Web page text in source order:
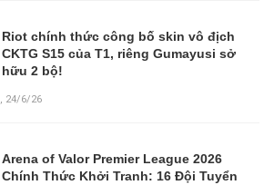
Riot chính thức công bố skin vô địch
CKTG S15 của T1, riêng Gumayusi sở
hữu 2 bộ!
, 24/6/26
Arena of Valor Premier League 2026
Chính Thức Khởi Tranh: 16 Đội Tuyển